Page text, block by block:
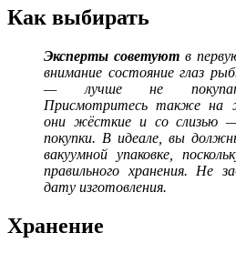
Как выбирать
Эксперты советуют в
внимание состояние глаз
— лучше не
Присмотритесь также на
они жёсткие и со слизью
покупки. В идеале, вы
вакуумной упаковке,
правильного хранения. Не
дату изготовления.
Хранение